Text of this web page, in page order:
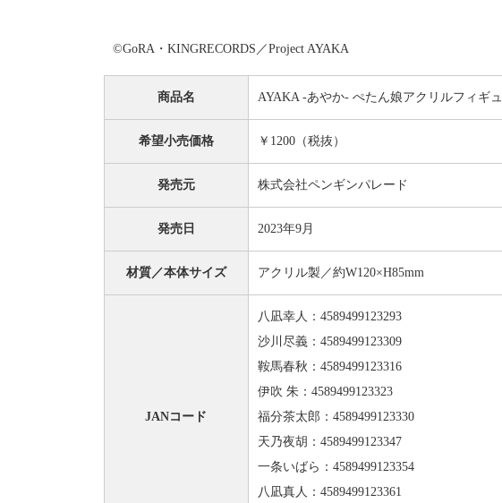
©GoRA・KINGRECORDS／Project AYAKA
商品名 AYAKA ‐あやか‐ ぺたん娘アクリルフィギ
希望小売価格 ￥1200（税抜）
発売元 株式会社ペンギンパレード
発売日 2023年9月
材質／本体サイズ アクリル製／約W120×H85mm
JANコード
八凪幸人：4589499123293
沙川尽義：4589499123309
鞍馬春秋：4589499123316
伊吹 朱：4589499123323
福分茶太郎：4589499123330
天乃夜胡：4589499123347
一条いばら：4589499123354
八凪真人：4589499123361